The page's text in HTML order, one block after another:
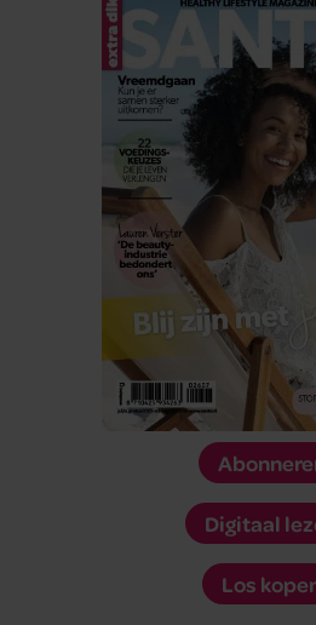
Digitaal
Los